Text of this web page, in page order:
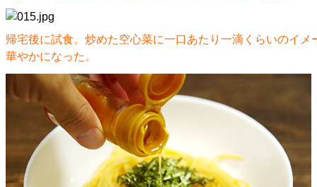
帰宅後に試食。炒めた空心菜に一口あたり一滴くらいのイメ
華やかになった。